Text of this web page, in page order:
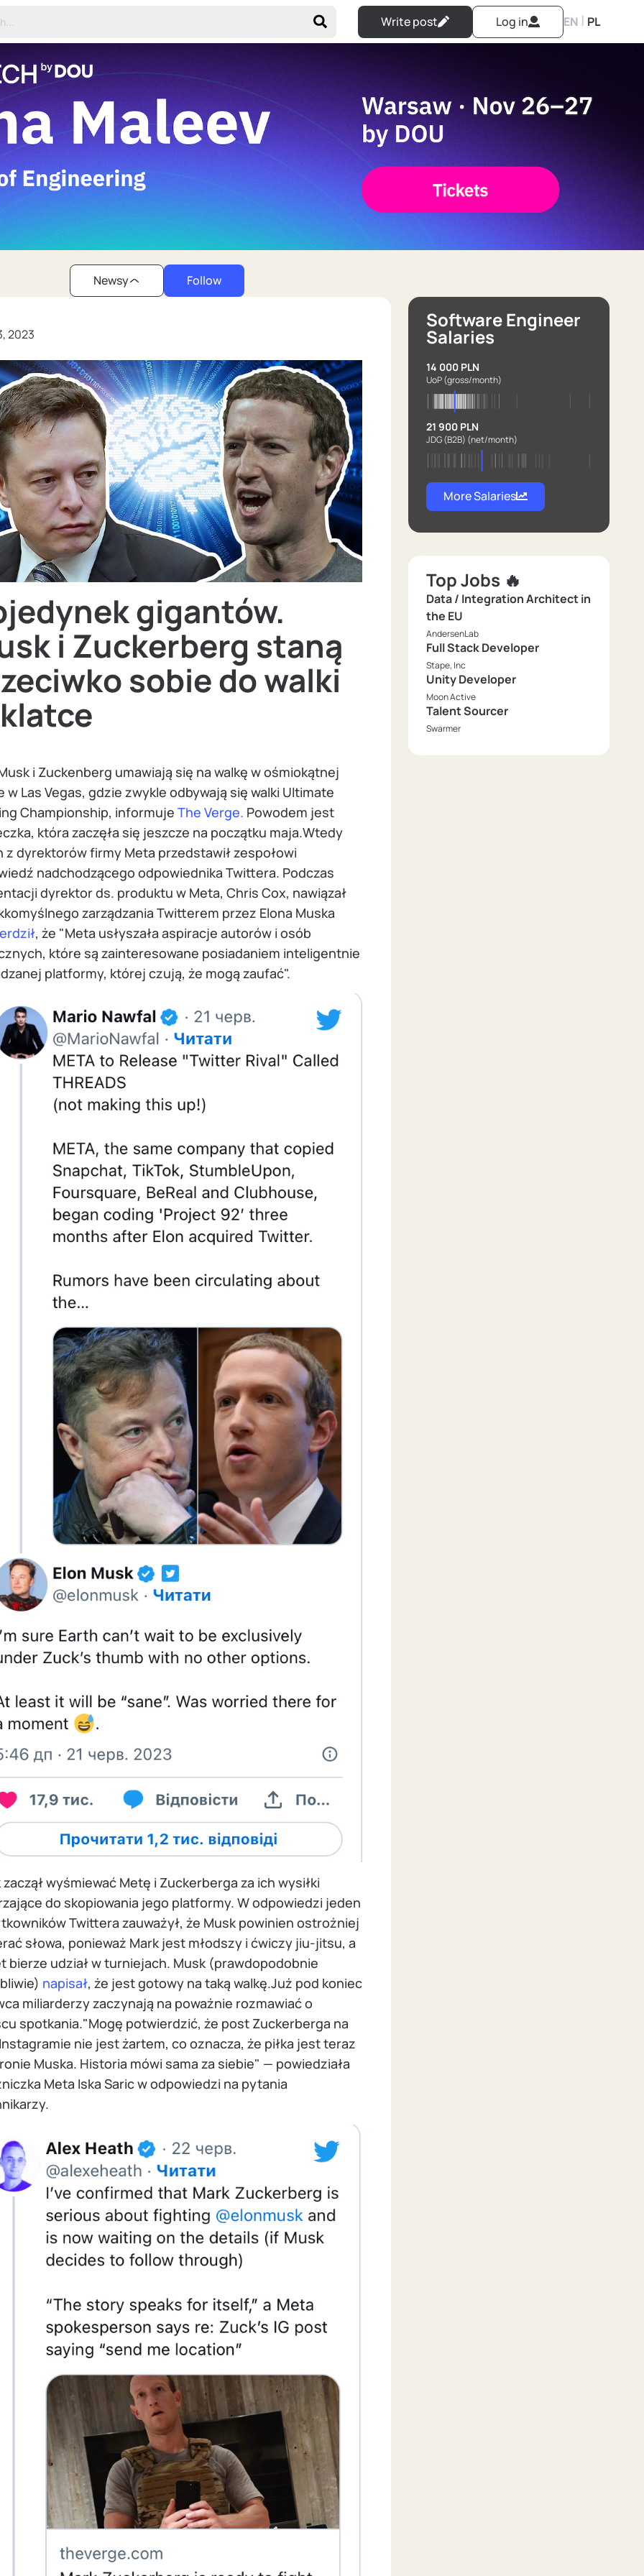
Write post Log in EN | PL
Newsy Follow
2023
gigantów.
i Zuckerberg staną
sobie do walki
i Zuckenberg umawiają się na walkę w ośmiokątnej
w Las Vegas, gdzie zwykle odbywają się walki Ultimate
Championship, informuje The Verge. Powodem jest
która zaczęła się jeszcze na początku maja.Wtedy
z dyrektorów firmy Meta przedstawił zespołowi
nadchodzącego odpowiednika Twittera. Podczas
dyrektor ds. produktu w Meta, Chris Cox, nawiązał
zarządzania Twitterem przez Elona Muska
, że "Meta usłyszała aspiracje autorów i osób
które są zainteresowane posiadaniem inteligentnie
platformy, której czują, że mogą zaufać".
zaczął wyśmiewać Metę i Zuckerberga za ich wysiłki
do skopiowania jego platformy. W odpowiedzi jeden
Twittera zauważył, że Musk powinien ostrożniej
słowa, ponieważ Mark jest młodszy i ćwiczy jiu-jitsu, a
bierze udział w turniejach. Musk (prawdopodobnie
napisał, że jest gotowy na taką walkę.Już pod koniec
miliarderzy zaczynają na poważnie rozmawiać o
spotkania."Mogę potwierdzić, że post Zuckerberga na
nie jest żartem, co oznacza, że piłka jest teraz
Muska. Historia mówi sama za siebie" — powiedziała
Meta Iska Saric w odpowiedzi na pytania
Software Engineer
Salaries
14 000 PLN
UoP(gross/month)
21 900 PLN
JDG (B2B) (net/month)
More Salaries
Top Jobs 🔥
Data / Integration Architect in
the EU
AndersenLab
Full Stack Developer
Stape, Inc
Unity Developer
Moon Active
Talent Sourcer
Swarmer